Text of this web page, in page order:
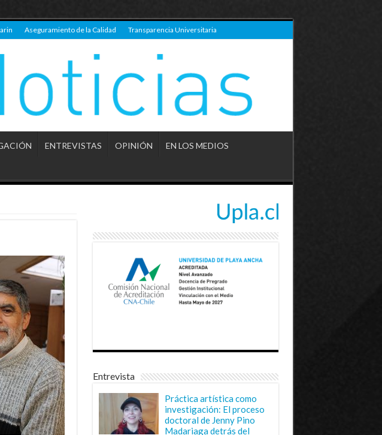
Aseguramiento de la Calidad Transparencia Universitaria
ENTREVISTAS OPINIÓN EN LOS MEDIOS
Entrevista
Práctica artística como
investigación: El proceso
doctoral de Jenny Pino
Madariaga detrás del